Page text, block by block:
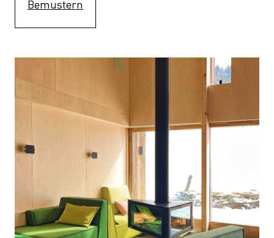
Bemustern